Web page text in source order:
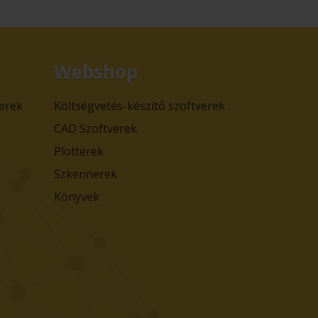
Webshop
Költségvetés-készítő szoftverek
CAD Szoftverek
Plotterek
Szkennerek
Könyvek